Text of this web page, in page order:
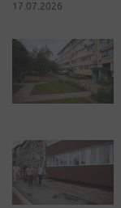
17.07.2026